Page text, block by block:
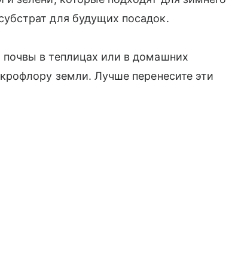
для будущих посадок.
в теплицах или в домашних
земли. Лучше перенесите эти